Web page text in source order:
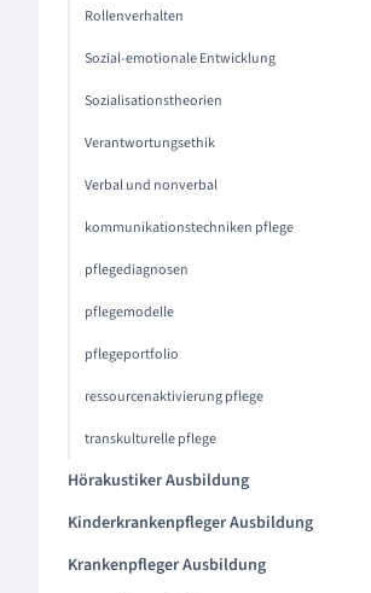
Rollenverhalten
Sozial-emotionale Entwicklung
Sozialisationstheorien
Verantwortungsethik
Verbal und nonverbal
kommunikationstechniken pflege
pflegediagnosen
pflegemodelle
pflegeportfolio
ressourcenaktivierung pflege
transkulturelle pflege
Hörakustiker Ausbildung
Kinderkrankenpfleger Ausbildung
Krankenpfleger Ausbildung